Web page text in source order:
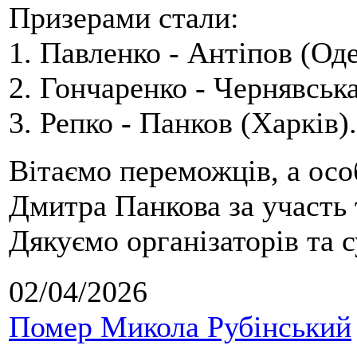
Призерами стали:
1. Павленко - Антіпов
2. Гончаренко -
3. Репко - Панков (Харків).
Вітаємо переможців, а
Дмитра Панкова за
Дякуємо організаторів та
02/04/2026
Помер Микола Рубінський